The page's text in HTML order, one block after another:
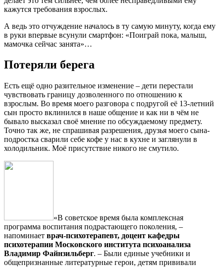
кажутся требования взрослых.
А ведь это отчуждение началось в ту самую минуту, когда ему
в руки впервые всунули смартфон: «Поиграй пока, малыш,
мамочка сейчас занята»…
Потеряли берега
Есть ещё одно разительное изменение – дети перестали
чувствовать границу дозволенного по отношению к
взрослым. Во время моего разговора с подругой её 13-летний
сын просто вклинился в наше общение и как ни в чём не
бывало высказал своё мнение по обсуждаемому предмету.
Точно так же, не спрашивая разрешения, друзья моего сына-
подростка сварили себе кофе у нас в кухне и заглянули в
холодильник. Моё присутствие никого не смутило.
«В советское время была комплексная
программа воспитания подрастающего поколения, –
напоминает врач-психотерапевт, доцент кафедры
психотерапии Московского института психоанализа
Владимир Файнзильберг. – Были единые учебники и
общепризнанные литературные герои, детям прививали